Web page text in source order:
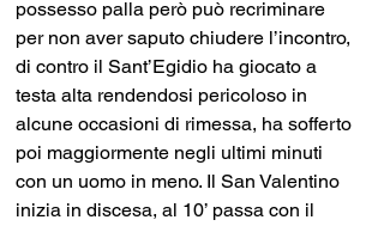
possesso palla però può recriminare
per non aver saputo chiudere l’incontro,
di contro il Sant’Egidio ha giocato a
testa alta rendendosi pericoloso in
alcune occasioni di rimessa, ha sofferto
poi maggiormente negli ultimi minuti
con un uomo in meno. Il San Valentino
inizia in discesa, al 10’ passa con il